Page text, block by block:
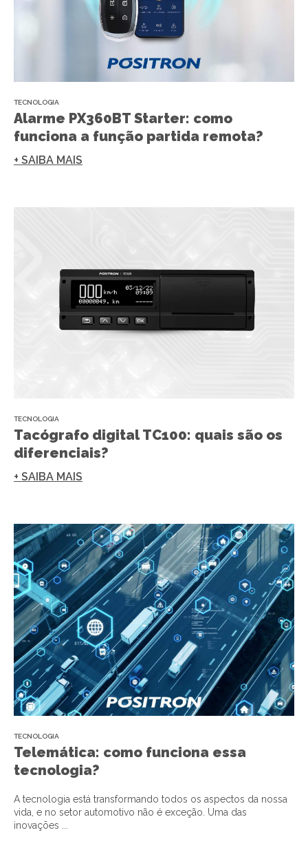
TECNOLOGIA
Alarme PX360BT Starter: como
funciona a função partida remota?
+ SAIBA MAIS
TECNOLOGIA
Tacógrafo digital TC100: quais são os
diferenciais?
+ SAIBA MAIS
TECNOLOGIA
Telemática: como funciona essa
tecnologia?
A tecnologia está transformando todos os aspectos da nossa
vida, e no setor automotivo não é exceção. Uma das
inovações ...